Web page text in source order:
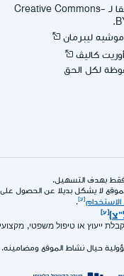
قُدِّم المضمون وفقا لـ -Creative Commons
ليبرمان
كاليڤ
لكل الحق
فقط بهدف التسهيل.
يشكل بديلا عن الحصول على
.
ייעוץ או טיפול משפטי,
حيال نشاط الموقع ومضامينه.